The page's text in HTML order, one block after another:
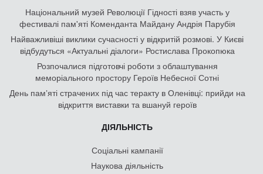
Національний музей Революції Гідності взяв участь у
фестивалі пам'яті Коменданта Майдану Андрія Парубія
Найважливіші виклики сучасності у відкритій розмові. У Києві
відбудуться «Актуальні діалоги» Ростислава Прокопюка
Розпочалися підготовчі роботи з облаштування
меморіального простору Героїв Небесної Сотні
День памʼяті страчених під час теракту в Оленівці: прийди на
відкриття виставки та вшануй героїв
ДІЯЛЬНІСТЬ
Соціальні кампанії
Наукова діяльність